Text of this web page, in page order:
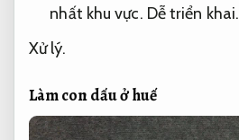
nhất khu vực. Dễ triển khai.
Xử lý.
Làm con dấu ở huế